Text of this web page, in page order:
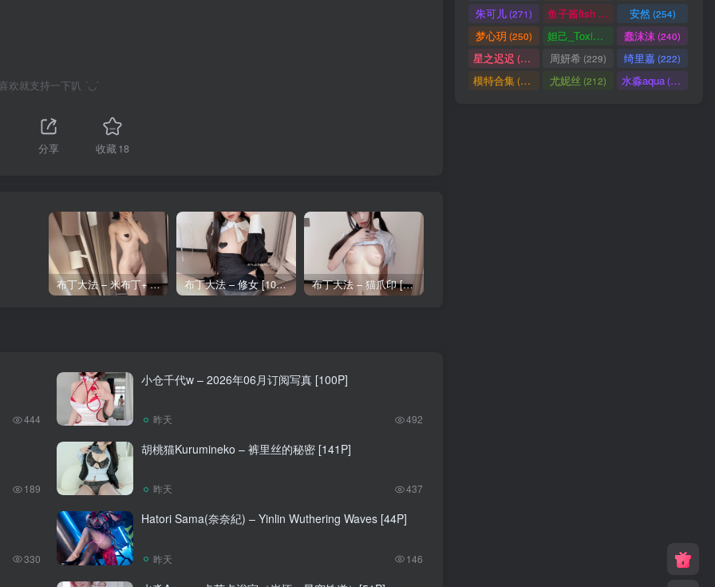
欢就支持一下叭 ´◡`
分享 收藏18
布丁大法 – 米布丁+ 油布丁[35P] 布丁大法 – 修女 [100P] 布丁大法 – 猫爪印 [70P]
444
小仓千代w – 2026年06月订阅写真 [100P]
昨天 492
189
胡桃猫Kurumineko – 裤里丝的秘密 [141P]
昨天 437
330
Hatori Sama(奈奈紀) – Yinlin Wuthering Waves [44P]
昨天 146
朱可儿(271) 鱼子酱fish 安然(254)
梦心玥 (250) 妲己_Toxic(247)蠢沫沫(240)
星之迟迟 (238) 周妍希 (229) 绮里嘉(222)
模特合集(218) 尤妮丝 (212) 水淼aqua(172)